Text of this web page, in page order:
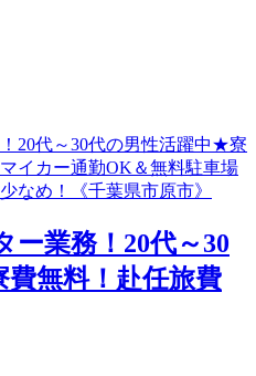
ー業務！20代～30
無料！赴任旅費